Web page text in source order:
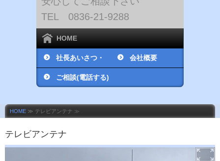
TEL 0836-21-9288
HOME
社長あいさつ・
社員紹介
会社概要
ご相談(電話する)
HOME ≫ テレビアンテナ ≫
テレビアンテナ